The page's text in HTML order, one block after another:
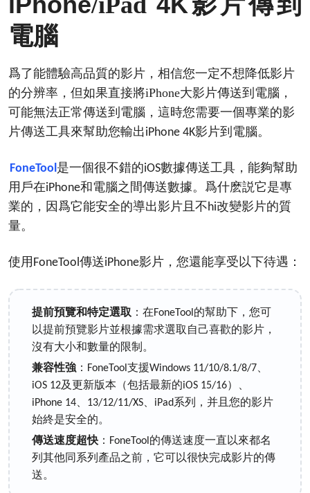
電腦
爲了能體驗高品質的影片，相信您一定不想降低影片
的分辨率，但如果直接將iPhone大影片傳送到電腦，
可能無法正常傳送到電腦，這時您需要一個專業的影
片傳送工具來幫助您輸出iPhone 4K影片到電腦。
FoneTool 是一個很不錯的iOS數據傳送工具，能夠幫助
用戶在iPhone和電腦之間傳送數據。爲什麽説它是專
業的，因爲它能安全的導出影片且不hi改變影片的質
量。
使用 FoneTool 傳送iPhone影片，您還能享受以下待遇：
提前預覽和特定選取 ：在FoneTool 的幫助下，您可
以提前預覽影片並根據需求選取自己喜歡的影片，
沒有大小和數量的限制。
兼容性強 ： FoneTool 支援Windows 11/10/8.1/8/7
iOS 12及更新版本（包括最新的iOS 15/16）、
iPhone 14、13/12/11/XS iPad系列，并且您的影片
始終是安全的。
傳送速度超快 ： FoneTool 的傳送速度一直以來都名
列其他同系列產品之前，它可以很快完成影片的傳
送。